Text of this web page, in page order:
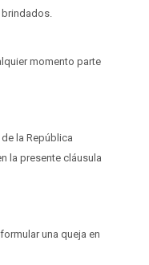
brindados.
momento parte
la República
la presente cláusula
una queja en